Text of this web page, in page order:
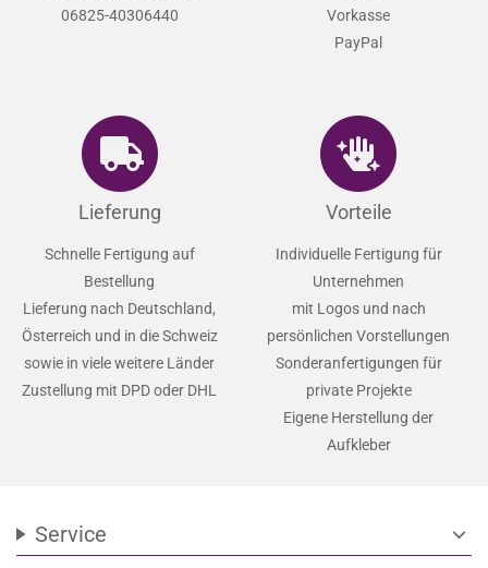
06825-40306440
Vorkasse
PayPal
Lieferung
Schnelle Fertigung auf
Bestellung
Lieferung nach Deutschland,
Österreich und in die Schweiz
sowie in viele weitere Länder
Zustellung mit DPD oder DHL
Vorteile
Individuelle Fertigung für
Unternehmen
mit Logos und nach
persönlichen Vorstellungen
Sonderanfertigungen für
private Projekte
Eigene Herstellung der
Aufkleber
Service expand_more